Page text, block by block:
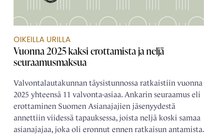
OIKEILLA URILLA
Vuonna 2025 kaksi erottamista ja neljä
seuraamusmaksua
Valvontalautakunnan täysistunnossa ratkaistiin vuonna
2025 yhteensä 11 valvonta-asiaa. Ankarin seuraamus eli
erottaminen Suomen Asianajajien jäsenyydestä
annettiin viidessä tapauksessa, joista neljä koski samaa
asianajajaa, joka oli eronnut ennen ratkaisun antamista.